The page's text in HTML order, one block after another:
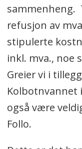
sammenheng.
refusjon av
stipulerte
inkl. mva., noe
Greier vi i
Kolbotnvannet
også være
Follo.